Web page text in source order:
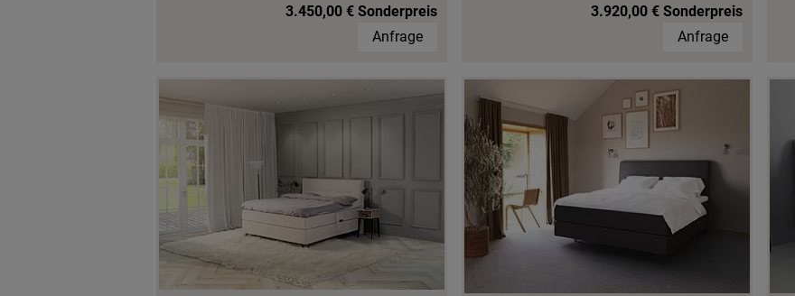
3.450,00 € Sonderpreis
Anfrage
3.920,00 € Sonderpreis
Anfrage